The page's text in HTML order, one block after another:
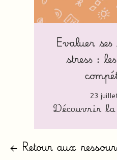
Evaluer
stress :
23
Découvrir la
← Retour aux